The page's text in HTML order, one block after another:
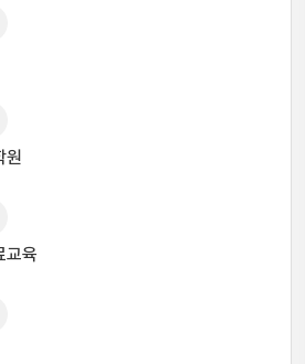
원
교육